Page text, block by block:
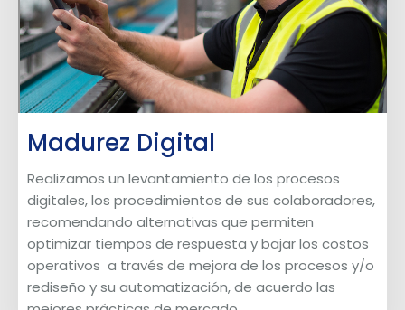
Madurez Digital
Realizamos un levantamiento de los procesos
digitales, los procedimientos de sus colaboradores,
recomendando alternativas que permiten
optimizar tiempos de respuesta y bajar los costos
operativos a través de mejora de los procesos y/o
rediseño y su automatización, de acuerdo las